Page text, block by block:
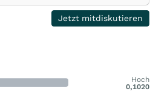
Jetzt mitdiskutieren
Hoch
0,1020